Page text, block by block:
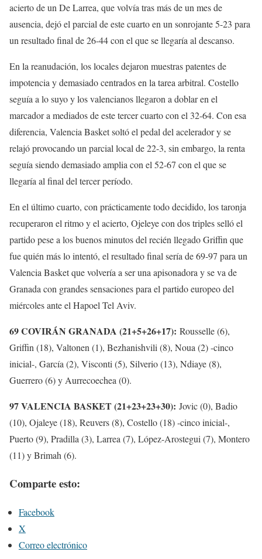
acierto de un De Larrea, que volvía tras más de un mes de
ausencia, dejó el parcial de este cuarto en un sonrojante 5-23 para
un resultado final de 26-44 con el que se llegaría al descanso.
En la reanudación, los locales dejaron muestras patentes de
impotencia y demasiado centrados en la tarea arbitral. Costello
seguía a lo suyo y los valencianos llegaron a doblar en el
marcador a mediados de este tercer cuarto con el 32-64. Con esa
diferencia, Valencia Basket soltó el pedal del acelerador y se
relajó provocando un parcial local de 22-3, sin embargo, la renta
seguía siendo demasiado amplia con el 52-67 con el que se
llegaría al final del tercer período.
En el último cuarto, con prácticamente todo decidido, los taronja
recuperaron el ritmo y el acierto, Ojeleye con dos triples selló el
partido pese a los buenos minutos del recién llegado Griffin que
fue quién más lo intentó, el resultado final sería de 69-97 para un
Valencia Basket que volvería a ser una apisonadora y se va de
Granada con grandes sensaciones para el partido europeo del
miércoles ante el Hapoel Tel Aviv.
69 COVIRÁN GRANADA (21+5+26+17): Rousselle (6),
Griffin (18), Valtonen (1), Bezhanishvili (8), Noua (2) -cinco
inicial-, García (2), Visconti (5), Silverio (13), Ndiaye (8),
Guerrero (6) y Aurrecoechea (0).
97 VALENCIA BASKET (21+23+23+30): Jovic (0), Badio
(10), Ojaleye (18), Reuvers (8), Costello (18) -cinco inicial-,
Puerto (9), Pradilla (3), Larrea (7), López-Arostegui (7), Montero
(11) y Brimah (6).
Comparte esto:
Facebook
X
Correo electrónico